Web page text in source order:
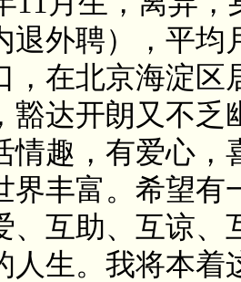
退外聘），平均
，在北京海淀区
豁达开朗又不乏
情趣，有爱心，
界丰富。希望有
、互助、互谅、
人生。我将本